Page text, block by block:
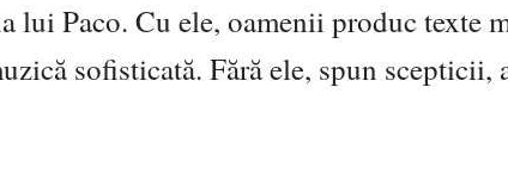
lui Paco. Cu ele, oamenii produc texte
sofisticată. Fără ele, spun scepticii,